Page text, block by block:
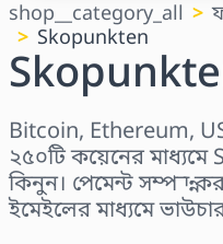
shop__category_all
Skopunkten
Bitcoin, Ethereum,
২৫০টি কয়েনের
কিনুন। পেমেন্ট সম্পন্ন
ইমেইলের মাধ্যমে